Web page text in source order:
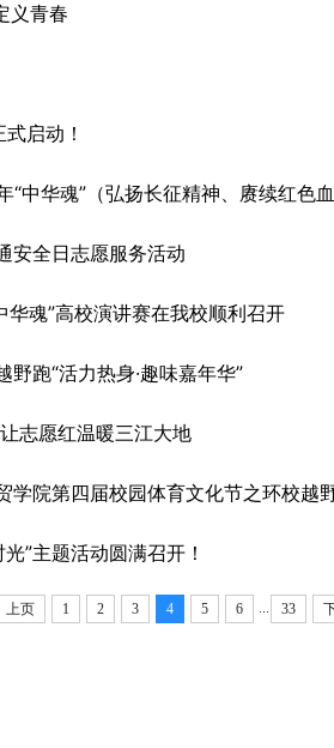
义青春
启动！
中华魂”（弘扬长征精神、赓续红色
安全日志愿服务活动
魂”高校演讲赛在我校顺利召开
跑“活力热身·趣味嘉年华”
志愿红温暖三江大地
学院第四届校园体育文化节之环校越
”主题活动圆满召开！
上页 1 2 3 4 5 6 33